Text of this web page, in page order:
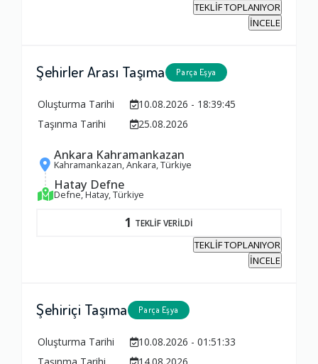
TEKLİF TOPLANIYOR
İNCELE
Şehirler Arası Taşıma Parça Eşya
Oluşturma Tarihi
10.08.2026 - 18:39:45
Taşınma Tarihi
25.08.2026
Ankara Kahramankazan
Kahramankazan, Ankara, Türkiye
Hatay Defne
Defne, Hatay, Türkiye
1 TEKLİF VERİLDİ
TEKLİF TOPLANIYOR
İNCELE
Şehiriçi Taşıma Parça Eşya
Oluşturma Tarihi
10.08.2026 - 01:51:33